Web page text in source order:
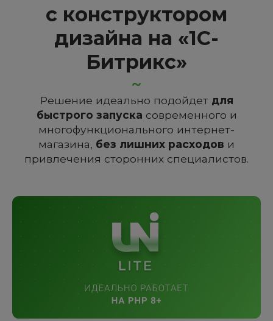
с конструктором
дизайна на «1С-
Битрикс»
Решение идеально подойдет для
быстрого запуска современного и
многофункционального интернет-
магазина, без лишних расходов и
привлечения сторонних специалистов.